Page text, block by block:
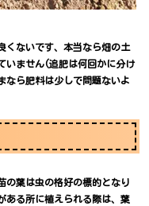
くないです、本当なら畑の土
いません(追肥は何回かに分け
なら肥料は少しで問題ないよ
の葉は虫の格好の標的となり
ある所に植えられる際は、葉